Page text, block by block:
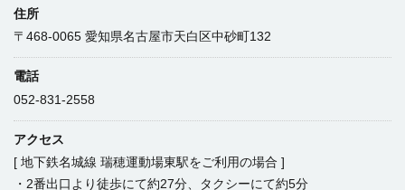
住所
〒468-0065 愛知県名古屋市天白区中砂町132
電話
052-831-2558
アクセス
[ 地下鉄名城線 瑞穂運動場東駅をご利用の場合 ]
・2番出口より徒歩にて約27分、タクシーにて約5分